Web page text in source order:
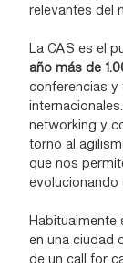
relevantes del
La CAS es el
año más de
conferencias y
networking y
torno al
que nos
evolucionando
Habitualmente
en una ciudad
de un call for